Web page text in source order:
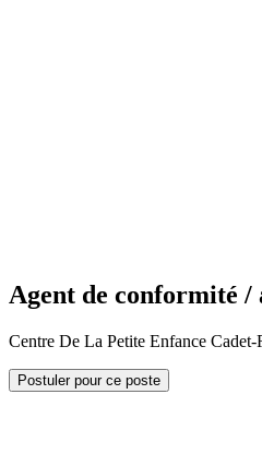
Agent de conformité /
Centre De La Petite Enfance Cadet-
Postuler pour ce poste